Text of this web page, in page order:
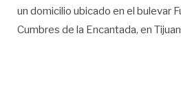
un domicilio ubicado en el bulevar
Cumbres de la Encantada, en